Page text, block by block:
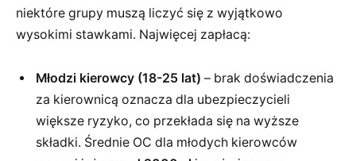
niektóre grupy muszą liczyć się z wyjątkowo
wysokimi stawkami. Najwięcej zapłacą:
Młodzi kierowcy (18-25 lat) – brak doświadczenia
za kierownicą oznacza dla ubezpieczycieli
większe ryzyko, co przekłada się na wyższe
składki. Średnie OC dla młodych kierowców